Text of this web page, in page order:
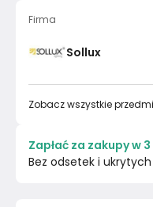
Firma
Sollux
Zobacz wszystkie
Zapłać za zakupy w
Bez odsetek i